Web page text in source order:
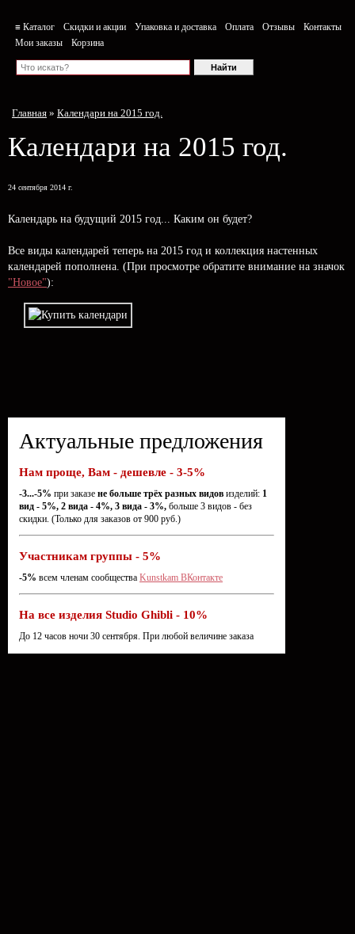
≡ Каталог Скидки и акции Упаковка и доставка Оплата Отзывы
Контакты
Мои заказы
Корзина
Главная » Календари на 2015 год.
Календари на 2015 год.
24 сентября 2014 г.
Календарь на будущий 2015 год... Каким он будет?
Все виды календарей теперь на 2015 год и коллекция настенных
календарей пополнена. (При просмотре обратите внимание на значок
"Новое"):
Актуальные предложения
Нам проще, Вам - дешевле - 3-5%
-3...-5% при заказе не больше трёх разных видов изделий: 1
вид - 5%, 2 вида - 4%, 3 вида - 3%, больше 3 видов - без
скидки. (Только для заказов от 900 руб.)
Участникам группы - 5%
-5% всем членам сообщества Kunstkam ВКонтакте
На все изделия Studio Ghibli - 10%
До 12 часов ночи 30 сентября. При любой величине заказа